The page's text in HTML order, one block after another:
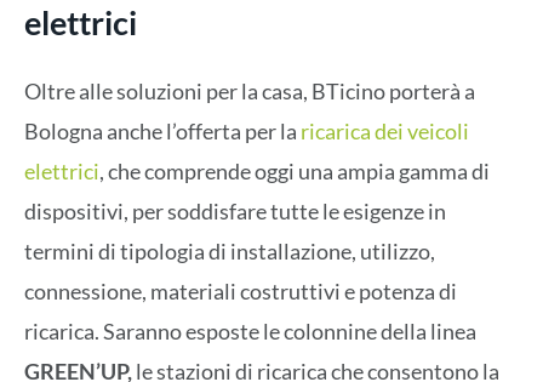
elettrici
Oltre alle soluzioni per la casa, BTicino porterà a
Bologna anche l’offerta per la ricarica dei veicoli
elettrici, che comprende oggi una ampia gamma di
dispositivi, per soddisfare tutte le esigenze in
termini di tipologia di installazione, utilizzo,
connessione, materiali costruttivi e potenza di
ricarica. Saranno esposte le colonnine della linea
GREEN’UP,le stazioni di ricarica che consentono la